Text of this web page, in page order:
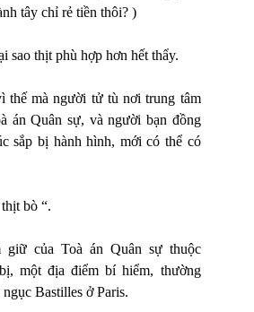
tây chỉ rẻ tiền thôi? )
sao thịt phù hợp hơn hết thẩy.
thế mà người tử tù nơi trung tâm
à án Quân sự, và người bạn đồng
sắp bị hành hình, mới có thể có
bò “.
giữ của Toà án Quân sự thuộc
ị, một địa điểm bí hiểm, thường
ngục Bastilles ởParis.